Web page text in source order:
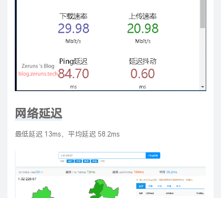
网络延迟
最低延迟 13ms，平均延迟 58.2ms